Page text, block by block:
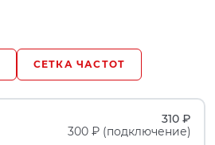
СЕТКА ЧАСТОТ
310 ₽
300 ₽ (подключение)